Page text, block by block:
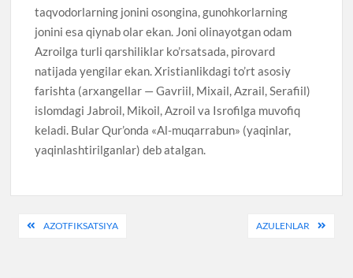
taqvodorlarning jonini osongina, gunohkorlarning
jonini esa qiynab olar ekan. Joni olinayotgan odam
Azroilga turli qarshiliklar ko’rsatsada, pirovard
natijada yengilar ekan. Xristianlikdagi to’rt asosiy
farishta (arxangellar — Gavriil, Mixail, Azrail, Serafiil)
islomdagi Jabroil, Mikoil, Azroil va Isrofilga muvofiq
keladi. Bular Qur’onda «Al-muqarrabun» (yaqinlar,
yaqinlashtirilganlar) deb atalgan.
PostAZOTFIKSATSIYA AZULENLAR